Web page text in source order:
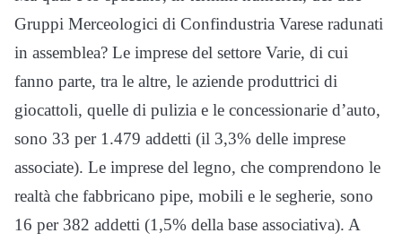
Gruppi Merceologici di Confindustria Varese radunati
in assemblea? Le imprese del settore Varie, di cui
fanno parte, tra le altre, le aziende produttrici di
giocattoli, quelle di pulizia e le concessionarie d’auto,
sono 33 per 1.479 addetti (il 3,3% delle imprese
associate). Le imprese del legno, che comprendono le
realtà che fabbricano pipe, mobili e le segherie, sono
16 per 382 addetti (1,5% della base associativa). A